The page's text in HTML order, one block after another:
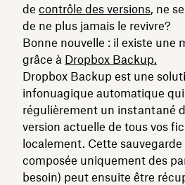
de contrôle des versions, ne
de ne plus jamais le revivre?
Bonne nouvelle : il existe une
grâce à Dropbox Backup.
Dropbox Backup est une
infonuagique automatique
régulièrement un instantané
version actuelle de tous vos
localement. Cette
composée uniquement des
besoin) peut ensuite être